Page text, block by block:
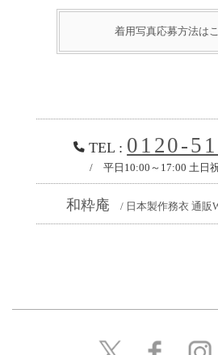
着用写真応募方法は
TEL : 0120-
/ 平日10:00～17:00 土日
和粋庵 / 日本製作務衣 通販